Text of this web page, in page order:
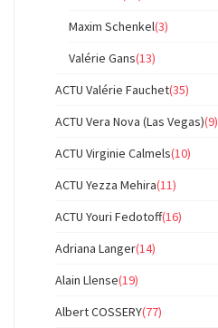
Maxim Schenkel(3)
Valérie Gans(13)
ACTU Valérie Fauchet(35)
ACTU Vera Nova (Las Vegas)(9)
ACTU Virginie Calmels(10)
ACTU Yezza Mehira(11)
ACTU Youri Fedotoff(16)
Adriana Langer(14)
Alain Llense(19)
Albert COSSERY(77)